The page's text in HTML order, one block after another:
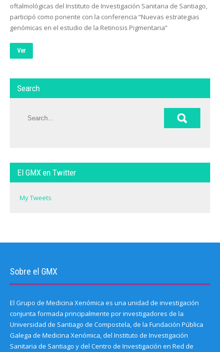
oftalmológicas del Instituto de Investigación Sanitaria de Santiago,
participó como ponente con la conferencia “Nuevas estrategias
genómicas en el estudio de la Retinosis Pigmentaria”
Ver
Search
El GMX en Twitter
My Tweets
Sobre el GMX
El Grupo de Medicina Xenómica es una unidad de investigación
conjunta formada principalmente por investigadores de la
Universidad de Santiago de Compostela, de la Fundación Pública
Galega de Medicina Xenómica, del Instituto de Investigación
Sanitaria de Santiago y del Centro de Investigación en Red de